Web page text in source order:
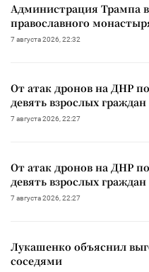
Администрация Трампа
православного
7 августа 2026, 22:32
От атак дронов на ДНР
девять взрослых граждан
7 августа 2026, 22:27
От атак дронов на ДНР
девять взрослых граждан
7 августа 2026, 22:27
Лукашенко объяснил
соседями